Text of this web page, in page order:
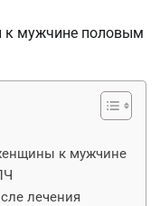
к мужчине
лечения